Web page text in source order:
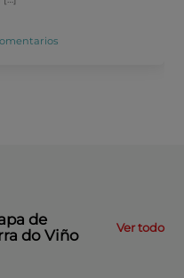
de
do Viño
Ver todo